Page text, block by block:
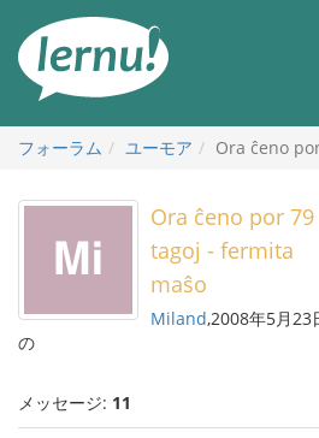
フォーラム
ユーモア Ora ĉeno
Ora ĉeno por 79
tagoj - fermita
maŝo
Miland,2008年5月23
の
メッセージ: 11